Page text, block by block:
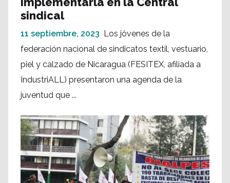
sindical
11 septiembre, 2023
Los jóvenes de la
federación nacional de sindicatos textil, vestuario,
piel y calzado de Nicaragua (FESITEX, afiliada a
IndustriALL) presentaron una agenda de la
juventud que ...